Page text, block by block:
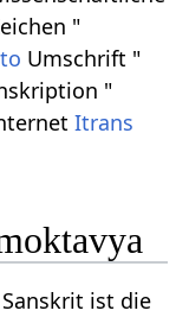
"
Umschrift "
"
Itrans
ist die